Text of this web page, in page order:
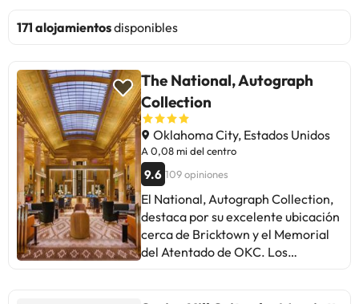
171 alojamientosdisponibles
The National, Autograph
Collection
Oklahoma City, Estados Unidos
A 0,08 mi del centro
9.6 109 opiniones
El National, Autograph Collection,
destaca por su excelente ubicación
cerca de Bricktown y el Memorial
del Atentado de OKC. Los